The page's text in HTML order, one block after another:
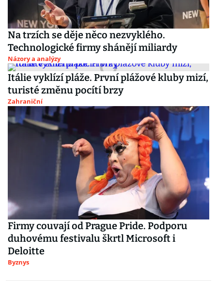
Na trzích se děje něco nezvyklého.
Technologické firmy shánějí miliardy
Názory a analýzy
Itálie vyklízí pláže. První plážové kluby mizí,
turisté změnu pocítí brzy
Zahraniční
Firmy couvají od Prague Pride. Podporu
duhovému festivalu škrtl Microsoft i
Deloitte
Byznys